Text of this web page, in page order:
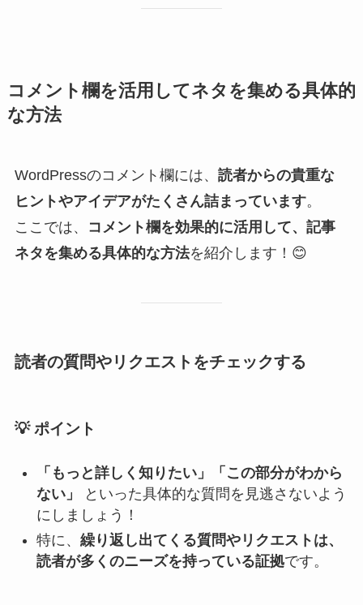
コメント欄を活用してネタを集める具体的
な方法
WordPressのコメント欄には、 読者からの貴重な
ヒントやアイデアがたくさん詰まっています。
ここでは、
コメント欄を効果的に活用して、記事
ネタを集める具体的な方法を紹介します！😊
読者の質問やリクエストをチェックする
💡ポイント
「もっと詳しく知りたい」「この部分がわから
ない」
といった具体的な質問を見逃さないよう
にしましょう！
特に、 繰り返し出てくる質問やリクエストは、
読者が多くのニーズを持っている証拠です。